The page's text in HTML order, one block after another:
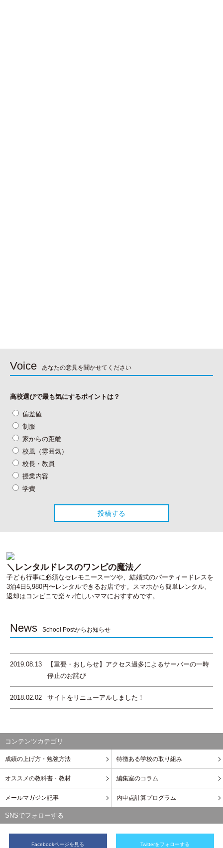
Voice あなたの意見を聞かせてください
高校選びで最も気にするポイントは？
偏差値
制服
家からの距離
校風（雰囲気）
校長・教員
授業内容
学費
＼レンタルドレスのワンピの魔法／
子ども行事に必須なセレモニースーツや、結婚式のパーティードレスを
3泊4日5,980円〜レンタルできるお店です。スマホから簡単レンタル、
返却はコンビニで楽々♪忙しいママにおすすめです。
News School Postからお知らせ
2019.08.13
【重要・おしらせ】アクセス過多によるサーバーの一時
停止のお詫び
2018.02.02 サイトをリニューアルしました！
コンテンツカテゴリ
成績の上げ方・勉強方法 特徴ある学校の取り組み
オススメの教科書・教材 編集室のコラム
メールマガジン記事 内申点計算プログラム
SNSでフォローする
Facebookページを見る Twitterをフォローする